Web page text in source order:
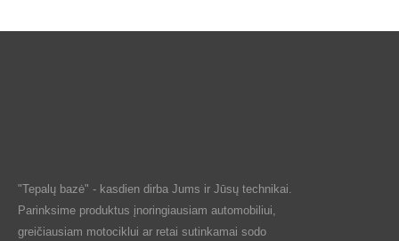
"Tepalų bazė" - kasdien dirba Jums ir Jūsų technikai.
Parinksime produktus įnoringiausiam automobiliui,
greičiausiam motociklui ar retai sutinkamai sodo